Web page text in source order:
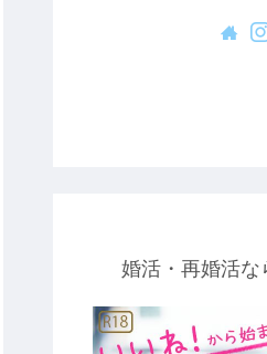
婚活・再婚活な